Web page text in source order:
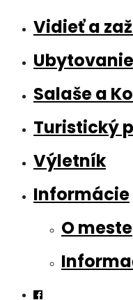
Vidieť a
Ubytovanie
Salaše a
Turistický
Výletník
Informácie
O meste